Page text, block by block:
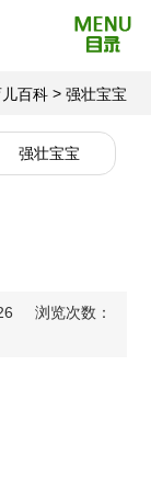
百科> 强壮宝宝
强壮宝宝
浏览次数：